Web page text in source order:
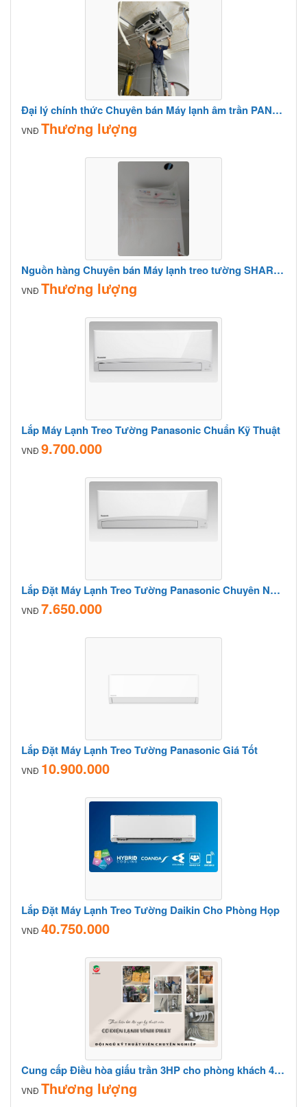
Đại lý chính thức Chuyên bán Máy lạnh âm trần PANASONIC cung cấp trực tiếp giá rẻ
VNĐ Thương lượng
Nguồn hàng Chuyên bán Máy lạnh treo tường SHARP công suất 2HP chính hãng 100%
VNĐ Thương lượng
Lắp Máy Lạnh Treo Tường Panasonic Chuẩn Kỹ Thuật
VNĐ 9.700.000
Lắp Đặt Máy Lạnh Treo Tường Panasonic Chuyên Nghiệp
VNĐ 7.650.000
Lắp Đặt Máy Lạnh Treo Tường Panasonic Giá Tốt
VNĐ 10.900.000
Lắp Đặt Máy Lạnh Treo Tường Daikin Cho Phòng Họp
VNĐ 40.750.000
Cung cấp Điều hòa giấu trần 3HP cho phòng khách 45m² giá rẻ – lắp đặt theo yêu cầu
VNĐ Thương lượng